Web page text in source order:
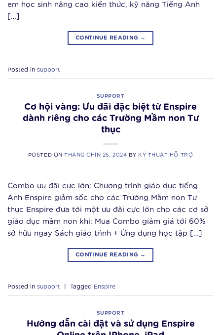
em học sinh nâng cao kiến thức, kỹ năng Tiếng Anh
[…]
CONTINUE READING →
Posted in support
SUPPORT
Cơ hội vàng: Ưu đãi đặc biệt từ Enspire
dành riêng cho các Trường Mầm non Tư
thục
POSTED ONTHÁNG CHÍN 25, 2024 BY KỸ THUẬT HỖ TRỢ
Combo ưu đãi cực lớn: Chương trình giáo dục tiếng
Anh Enspire giảm sốc cho các Trường Mầm non Tư
thục Enspire đưa tới một ưu đãi cực lớn cho các cơ sở
giáo dục mầm non khi: Mua Combo giảm giá tới 60%
sở hữu ngay Sách giáo trình + Ứng dụng học tập […]
CONTINUE READING →
Posted in support Tagged Enspire
SUPPORT
Hướng dẫn cài đặt và sử dụng Enspire